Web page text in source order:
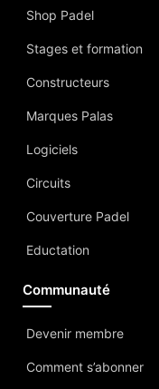
Shop Padel
Stages et formation
Constructeurs
Marques Palas
Logiciels
Circuits
Couverture Padel
Eductation
Communauté
Devenir membre
Comment s’abonner